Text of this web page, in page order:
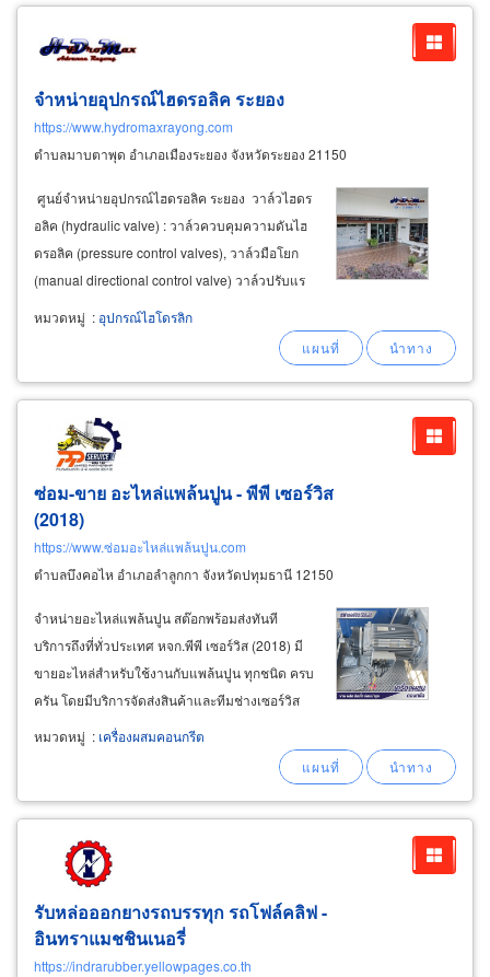
จำหน่ายอุปกรณ์ไฮดรอลิค ระยอง
https://www.hydromaxrayong.com
ตำบลมาบตาพุด อำเภอเมืองระยอง จังหวัดระยอง 21150
ศูนย์จำหน่ายอุปกรณ์ไฮดรอลิค ระยอง วาล์วไฮดร
อลิค (hydraulic valve) : วาล์วควบคุมความดันไฮ
ดรอลิค (pressure control valves), วาล์วมือโยก
(manual directional control valve) วาล์วปรับแร
งดันไฮดรอลิค วาล์วควบคุมทิศทาง ( directional
control valve ) วาล์วแบบโมดูล (module valve )
หมวดหมู่ : อุปกรณ์ไฮโดรลิก
ซ่อม-ขาย อะไหล่แพล้นปูน - พีพี เซอร์วิส
(2018)
https://www.ซ่อมอะไหล่แพล้นปูน.com
ตำบลบึงคอไห อำเภอลำลูกกา จังหวัดปทุมธานี 12150
จำหน่ายอะไหล่แพล้นปูน สต๊อกพร้อมส่งทันที
บริการถึงที่ทั่วประเทศ หจก.พีพี เซอร์วิส (2018) มี
ขายอะไหล่สำหรับใช้งานกับแพล้นปูน ทุกชนิด ครบ
ครัน โดยมีบริการจัดส่งสินค้าและทีมช่างเซอร์วิส
ถอดชิ้นเก่าที่สึกหรอเสื่อมสภาพ-เปลี่ยนใส่อะไหล่ถึง
หน้างานอย่างรวดเร็ว พร้อมรับประกันคุณภาพของ
หมวดหมู่ : เครื่องผสมคอนกรีต
รับหล่อออกยางรถบรรทุก รถโฟล์คลิฟ -
อินทราแมชชินเนอรี่
https://indrarubber.yellowpages.co.th